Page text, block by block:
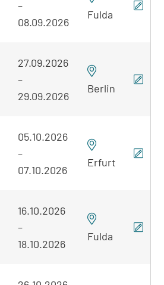
–
08.09.2026
Fulda
27.09.2026
–
29.09.2026
Berlin
05.10.2026
–
07.10.2026
Erfurt
16.10.2026
–
18.10.2026
Fulda